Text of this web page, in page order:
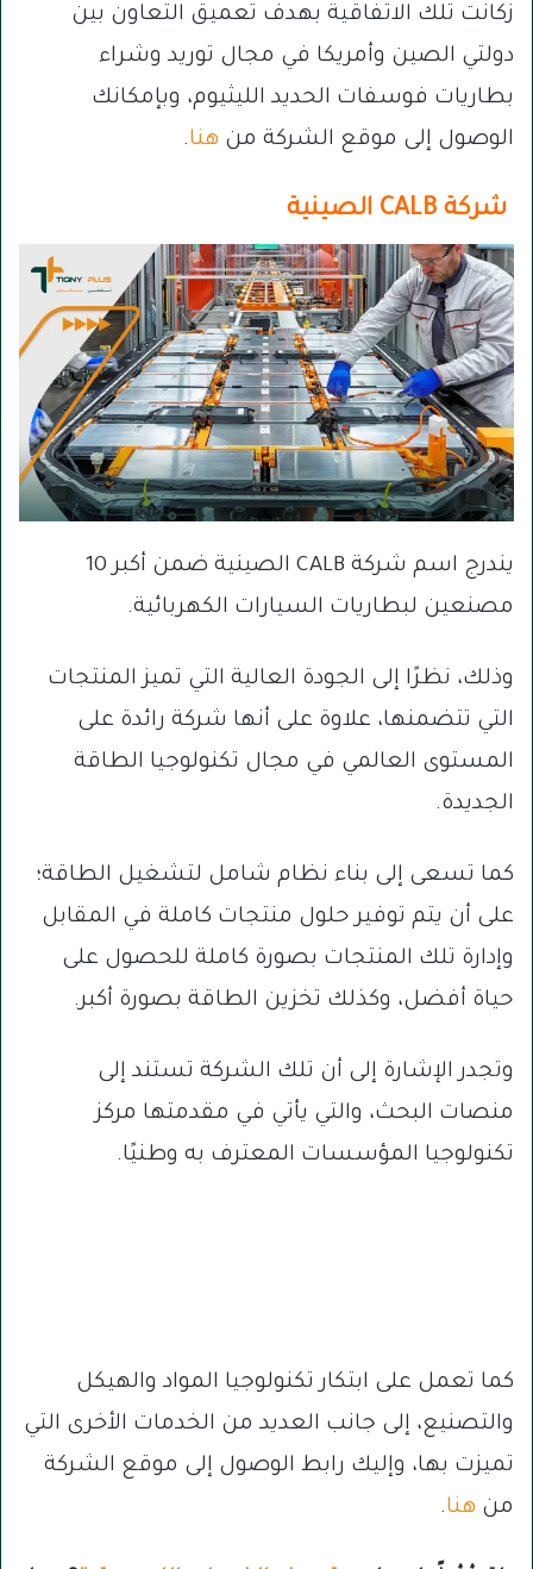
زكانت تلك الاتفاقية بهدف تعميق التعاون بين
دولتي الصين وأمريكا في مجال توريد وشراء
بطاريات فوسفات الحديد الليثيوم، وبإمكانك
الوصول إلى موقع الشركة من هنا.
شركة CALB الصينية
يندرج اسم شركة CALB الصينية ضمن أكبر 10
مصنعين لبطاريات السيارات الكهربائية.
وذلك، نظرًا إلى الجودة العالية التي تميز المنتجات
التي تتضمنها، علاوة على أنها شركة رائدة على
المستوى العالمي في مجال تكنولوجيا الطاقة
الجديدة.
كما تسعى إلى بناء نظام شامل لتشغيل الطاقة؛
على أن يتم توفير حلول منتجات كاملة في المقابل
وإدارة تلك المنتجات بصورة كاملة للحصول على
حياة أفضل، وكذلك تخزين الطاقة بصورة أكبر.
وتجدر الإشارة إلى أن تلك الشركة تستند إلى
منصات البحث، والتي يأتي في مقدمتها مركز
تكنولوجيا المؤسسات المعترف به وطنيًا.
كما تعمل على ابتكار تكنولوجيا المواد والهيكل
والتصنيع، إلى جانب العديد من الخدمات الأخرى التي
تميزت بها، وإليك رابط الوصول إلى موقع الشركة
من هنا.